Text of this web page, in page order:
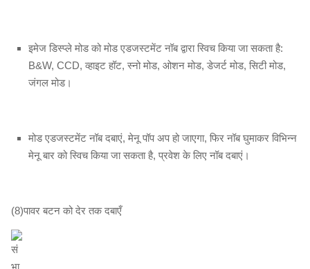
इमेज डिस्प्ले मोड को मोड एडजस्टमेंट नॉब द्वारा स्विच किया जा सकता है:
B&W, CCD, व्हाइट हॉट, स्नो मोड, ओशन मोड, डेजर्ट मोड, सिटी मोड,
जंगल मोड।
मोड एडजस्टमेंट नॉब दबाएं, मेनू पॉप अप हो जाएगा, फिर नॉब घुमाकर विभिन्न
मेनू बार को स्विच किया जा सकता है, प्रवेश के लिए नॉब दबाएं।
(8)पावर बटन को देर तक दबाएँ